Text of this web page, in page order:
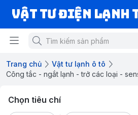
VẬT TƯ ĐIỆN LẠNH
Trang chủ
Vật tư lạnh ô tô
Công tắc - ngắt lạnh - trở các loại -
Chọn tiêu chí